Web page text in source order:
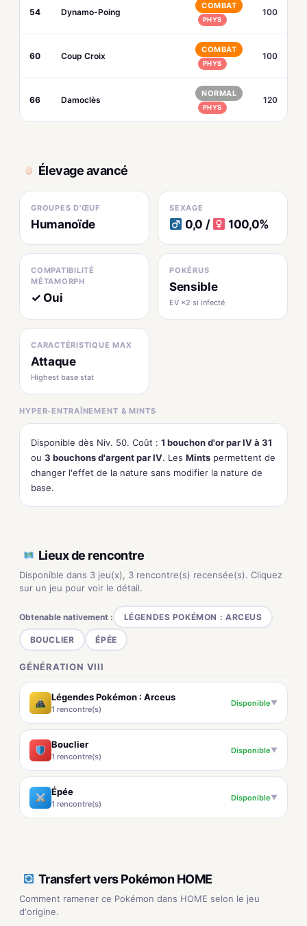
54 Dynamo-Poing
COMBAT
PHYS
100
60 Coup Croix
COMBAT
PHYS
100
66 Damoclès
NORMAL
PHYS
120
Élevage avancé
GROUPES D'ŒUF
Humanoïde
SEXAGE
0,0 / 100,0%
COMPATIBILITÉ
MÉTAMORPH
✓ Oui
POKÉRUS
Sensible
EV ×2 si infecté
CARACTÉRISTIQUE MAX
Attaque
Highest base stat
HYPER-ENTRAÎNEMENT & MINTS
Disponible dès Niv. 50. Coût : 1 bouchon d'or par IV à 31
ou 3 bouchons d'argent par IV. Les Mints permettent de
changer l'effet de la nature sans modifier la nature de
base.
Lieux de rencontre
Disponible dans 3 jeu(x), 3 rencontre(s) recensée(s). Cliquez
sur un jeu pour voir le détail.
Obtenable nativement : LÉGENDES POKÉMON : ARCEUS
BOUCLIER ÉPÉE
GÉNÉRATION VIII
Légendes Pokémon : Arceus
1 rencontre(s)
Disponible▼
Bouclier
1 rencontre(s)
Disponible▼
Épée
1 rencontre(s)
Disponible▼
Transfert vers Pokémon HOME
Comment ramener ce Pokémon dans HOME selon le jeu
d'origine.